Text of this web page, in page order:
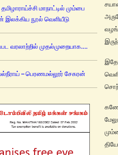
மாநாட்டில் மும்பை
இலக்கிய நூல் வெளியீடு
வரலாற்றில் முதல்முறையாக….
– பெரணமல்லூர் சேகரன்